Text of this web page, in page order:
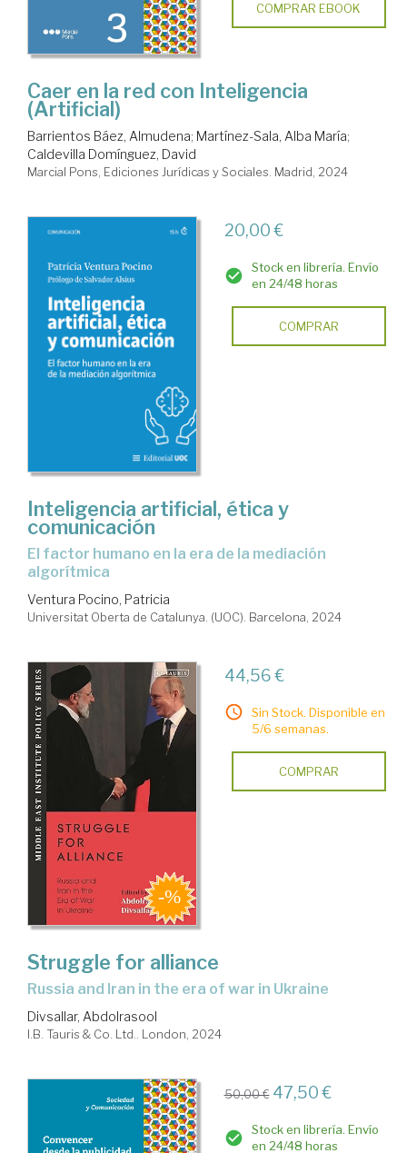
COMPRAR EBOOK
Caer en la red con Inteligencia
(Artificial)
Barrientos Báez, Almudena; Martínez-Sala, Alba María;
Caldevilla Domínguez, David
Marcial Pons, Ediciones Jurídicas y Sociales. Madrid, 2024
20,00 €
Stock en librería. Envío
en 24/48 horas
COMPRAR
Inteligencia artificial, ética y
comunicación
El factor humano en la era de la mediación
algorítmica
Ventura Pocino, Patricia
Universitat Oberta de Catalunya. (UOC). Barcelona, 2024
44,56 €
Sin Stock. Disponible en
5/6 semanas.
COMPRAR
Struggle for alliance
Russia and Iran in the era of war in Ukraine
Divsallar, Abdolrasool
I.B. Tauris & Co. Ltd.. London, 2024
50,00 € 47,50 €
Stock en librería. Envío
en 24/48 horas